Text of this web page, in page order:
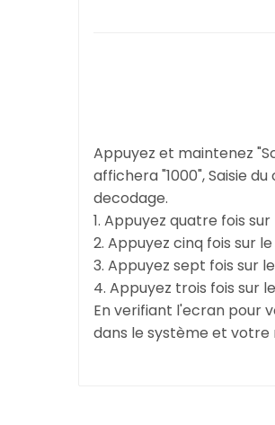
Appuyez et maintenez
affichera "1000", Saisie
decodage.
1. Appuyez quatre fois
2. Appuyez cinq fois sur
3. Appuyez sept fois sur
4. Appuyez trois fois sur
En verifiant l'ecran pour
dans le système et votre